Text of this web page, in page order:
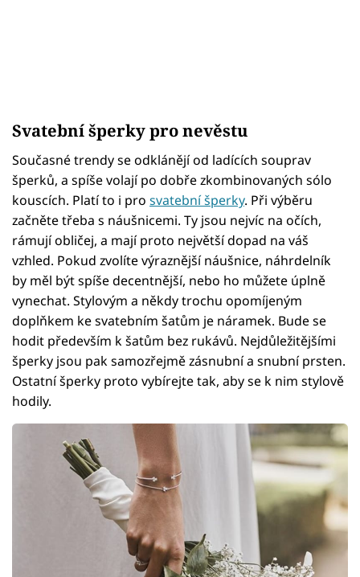
Svatební šperky pro nevěstu
Současné trendy se odklánějí od ladících souprav
šperků, a spíše volají po dobře zkombinovaných sólo
kouscích. Platí to i pro svatební šperky. Při výběru
začněte třeba s náušnicemi. Ty jsou nejvíc na očích,
rámují obličej, a mají proto největší dopad na váš
vzhled. Pokud zvolíte výraznější náušnice, náhrdelník
by měl být spíše decentnější, nebo ho můžete úplně
vynechat. Stylovým a někdy trochu opomíjeným
doplňkem ke svatebním šatům je náramek. Bude se
hodit především k šatům bez rukávů. Nejdůležitějšími
šperky jsou pak samozřejmě zásnubní a snubní prsten.
Ostatní šperky proto vybírejte tak, aby se k nim stylově
hodily.